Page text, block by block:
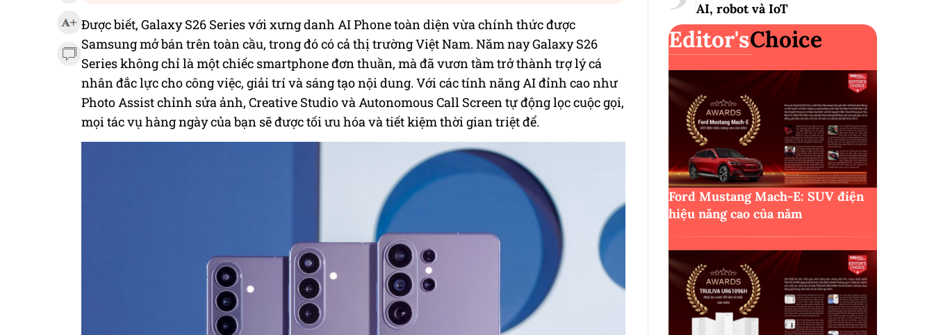
Được biết, Galaxy S26 Series với xưng danh AI Phone toàn diện vừa chính thức được
Samsung mở bán trên toàn cầu, trong đó có cả thị trường Việt Nam. Năm nay Galaxy S26
Series không chỉ là một chiếc smartphone đơn thuần, mà đã vươn tầm trở thành trợ lý cá
nhân đắc lực cho công việc, giải trí và sáng tạo nội dung. Với các tính năng AI đỉnh cao như
Photo Assist chỉnh sửa ảnh, Creative Studio và Autonomous Call Screen tự động lọc cuộc gọi,
mọi tác vụ hàng ngày của bạn sẽ được tối ưu hóa và tiết kiệm thời gian triệt để.
AI, robot và IoT
Editor'sChoice
Ford Mustang Mach-E: SUV điện
hiệu năng cao của năm